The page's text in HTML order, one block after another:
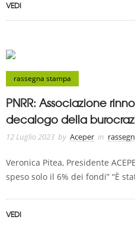
VEDI
rassegna stampa
PNRR: Associazione
decalogo della
12 Luglio 2023 by Aceper in
Veronica Pitea, Presidente
speso solo il 6% dei fondi” “È
VEDI